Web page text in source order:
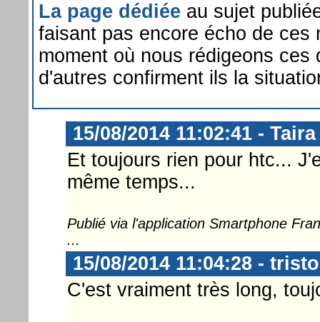
La page dédiée au sujet
faisant pas encore écho de ces
moment où nous rédigeons ces
d'autres confirment ils la
15/08/2014 11:02:41 - Taira
Et toujours rien pour htc...
même temps...
Publié via l'application Smartphone
...
15/08/2014 11:04:28 -
C'est vraiment très long,